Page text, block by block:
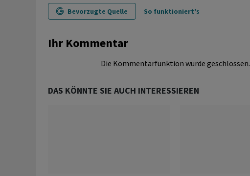
Bevorzugte Quelle So funktioniert's
Ihr Kommentar
Die Kommentarfunktion wurde geschlossen.
DAS KÖNNTE SIE AUCH INTERESSIEREN